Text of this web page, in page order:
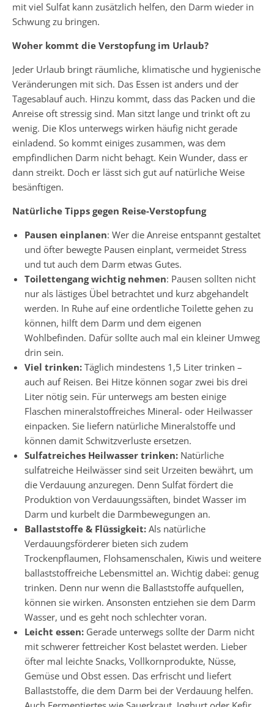
mit viel Sulfat kann zusätzlich helfen, den Darm wieder in
Schwung zu bringen.
Woher kommt die Verstopfung im Urlaub?
Jeder Urlaub bringt räumliche, klimatische und hygienische
Veränderungen mit sich. Das Essen ist anders und der
Tagesablauf auch. Hinzu kommt, dass das Packen und die
Anreise oft stressig sind. Man sitzt lange und trinkt oft zu
wenig. Die Klos unterwegs wirken häufig nicht gerade
einladend. So kommt einiges zusammen, was dem
empfindlichen Darm nicht behagt. Kein Wunder, dass er
dann streikt. Doch er lässt sich gut auf natürliche Weise
besänftigen.
Natürliche Tipps gegen Reise-Verstopfung
Pausen einplanen: Wer die Anreise entspannt gestaltet
und öfter bewegte Pausen einplant, vermeidet Stress
und tut auch dem Darm etwas Gutes.
Toilettengang wichtig nehmen: Pausen sollten nicht
nur als lästiges Übel betrachtet und kurz abgehandelt
werden. In Ruhe auf eine ordentliche Toilette gehen zu
können, hilft dem Darm und dem eigenen
Wohlbefinden. Dafür sollte auch mal ein kleiner Umweg
drin sein.
Viel trinken: Täglich mindestens 1,5 Liter trinken –
auch auf Reisen. Bei Hitze können sogar zwei bis drei
Liter nötig sein. Für unterwegs am besten einige
Flaschen mineralstoffreiches Mineral- oder Heilwasser
einpacken. Sie liefern natürliche Mineralstoffe und
können damit Schwitzverluste ersetzen.
Sulfatreiches Heilwasser trinken: Natürliche
sulfatreiche Heilwässer sind seit Urzeiten bewährt, um
die Verdauung anzuregen. Denn Sulfat fördert die
Produktion von Verdauungssäften, bindet Wasser im
Darm und kurbelt die Darmbewegungen an.
Ballaststoffe & Flüssigkeit: Als natürliche
Verdauungsförderer bieten sich zudem
Trockenpflaumen, Flohsamenschalen, Kiwis und weitere
ballaststoffreiche Lebensmittel an. Wichtig dabei: genug
trinken. Denn nur wenn die Ballaststoffe aufquellen,
können sie wirken. Ansonsten entziehen sie dem Darm
Wasser, und es geht noch schlechter voran.
Leicht essen: Gerade unterwegs sollte der Darm nicht
mit schwerer fettreicher Kost belastet werden. Lieber
öfter mal leichte Snacks, Vollkornprodukte, Nüsse,
Gemüse und Obst essen. Das erfrischt und liefert
Ballaststoffe, die dem Darm bei der Verdauung helfen.